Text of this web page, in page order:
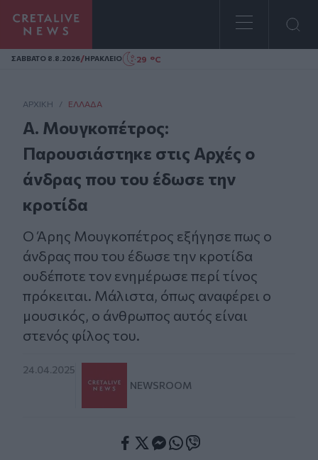
Homepage
ΣAΒΒΑΤΟ 8.8.2026/ΗΡΑΚΛΕΙΟ 29 °C
ΑΡΧΙΚΗ / ΕΛΛΆΔΑ
Α. Μουγκοπέτρος:
Παρουσιάστηκε στις Αρχές ο
άνδρας που του έδωσε την
κροτίδα
Ο Άρης Μουγκοπέτρος εξήγησε πως ο
άνδρας που του έδωσε την κροτίδα
ουδέποτε τον ενημέρωσε περί τίνος
πρόκειται. Μάλιστα, όπως αναφέρει ο
μουσικός, ο άνθρωπος αυτός είναι
στενός φίλος του.
24.04.2025
NEWSROOM